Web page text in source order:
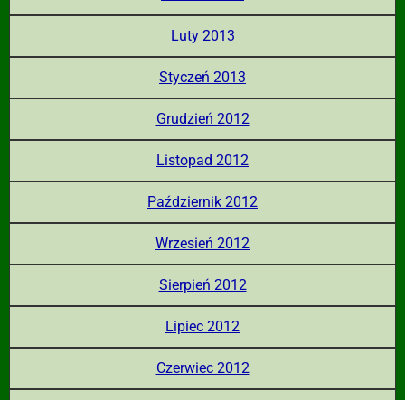
Luty 2013
Styczeń 2013
Grudzień 2012
Listopad 2012
Październik 2012
Wrzesień 2012
Sierpień 2012
Lipiec 2012
Czerwiec 2012